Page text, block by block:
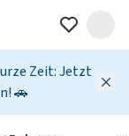
Zeit: Jetzt
🚗